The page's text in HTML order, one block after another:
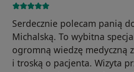
Serdecznie polecam panią
Michalską. To wybitna
ogromną wiedzę medyczną
i troską o pacjenta. Wizyta